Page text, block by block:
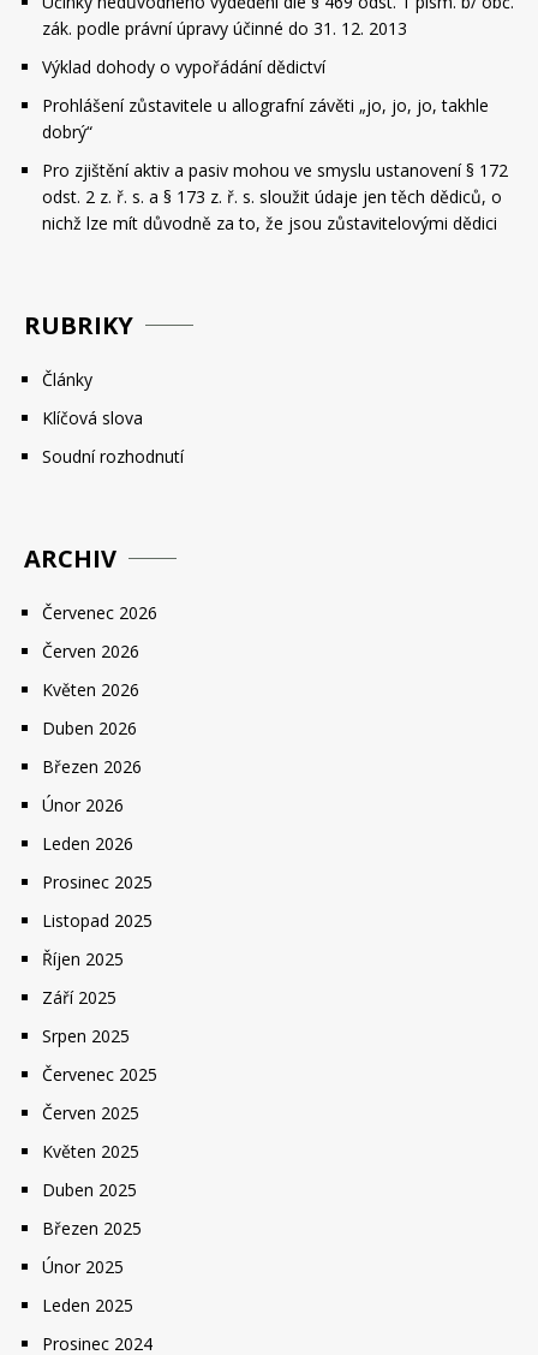
zák. podle právní úpravy účinné do 31. 12. 2013
Výklad dohody o vypořádání dědictví
Prohlášení zůstavitele u allografní závěti „jo, jo, jo, takhle
dobrý“
Pro zjištění aktiv a pasiv mohou ve smyslu ustanovení § 172
odst. 2 z. ř. s. a § 173 z. ř. s. sloužit údaje jen těch dědiců, o
nichž lze mít důvodně za to, že jsou zůstavitelovými dědici
RUBRIKY
Články
Klíčová slova
Soudní rozhodnutí
ARCHIV
Červenec 2026
Červen 2026
Květen 2026
Duben 2026
Březen 2026
Únor 2026
Leden 2026
Prosinec 2025
Listopad 2025
Říjen 2025
Září 2025
Srpen 2025
Červenec 2025
Červen 2025
Květen 2025
Duben 2025
Březen 2025
Únor 2025
Leden 2025
Prosinec 2024